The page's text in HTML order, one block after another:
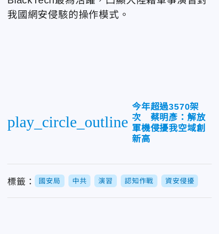
我國網安侵駭的操作模式。
play_circle_outline
今年超過3570架
次 蔡明彥：解放
軍機侵擾我空域創
新高
標籤： 國安局 中共 演習 認知作戰 資安侵擾